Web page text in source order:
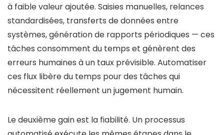
à faible valeur ajoutée. Saisies manuelles, relances
standardisées, transferts de données entre
systèmes, génération de rapports périodiques — ces
tâches consomment du temps et génèrent des
erreurs humaines à un taux prévisible. Automatiser
ces flux libère du temps pour des tâches qui
nécessitent réellement un jugement humain.
Le deuxième gain est la fiabilité. Un processus